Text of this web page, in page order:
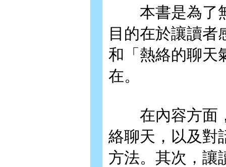
本書是為了無
目的在於讓讀者
和「熱絡的聊天
在。
在內容方面，
絡聊天，以及對
方法。其次，讓